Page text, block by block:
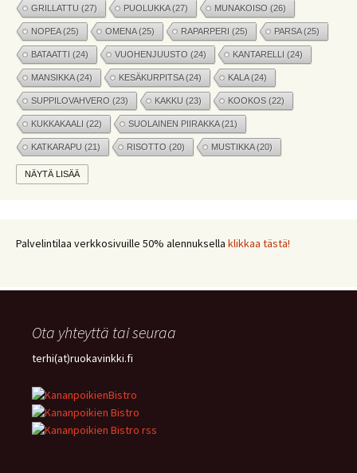
GRILLATTU (27) PUOLUKKA(27) MUNAKOISO (26)
NOPEA(25) OMENA(25) RAPARPERI (25) PARSA(25)
BATAATTI (24) VUOHENJUUSTO (24) KANTARELLI (24)
MANSIKKA(24) KESÄKURPITSA(24) KALA(24)
SUPPILOVAHVERO (23) KAKKU (23) KOOKOS (22)
KUKKAKAALI (22) SUOLAINEN PIIRAKKA(21)
KATKARAPU (21) RISOTTO (20) MUSTIKKA(20)
MARJAT(19)
JÄLKIRUOKA (17) PAPRIKA (17) COUSCOUS (17)
NÄYTÄ LISÄÄ
Palvelintilaa verkkosivuille 50% alennuksella klikkaa tästä!
Ota yhteyttä tai seuraa
terhi(at)ruokavinkki.fi